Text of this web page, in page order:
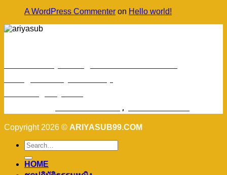
A WordPress Commenter on Hello world!
,
Copyright 2026 © ARIYASUB99.COM
HOME